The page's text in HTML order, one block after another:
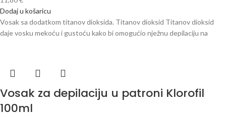
Dodaj u košaricu
Vosak sa dodatkom titanov dioksida. Titanov dioksid Titanov dioksid
daje vosku mekoću i gustoću kako bi omogućio nježnu depilaciju na
Vosak za depilaciju u patroni Klorofil
100ml